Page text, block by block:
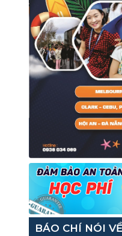
BÁO CHÍ NÓI